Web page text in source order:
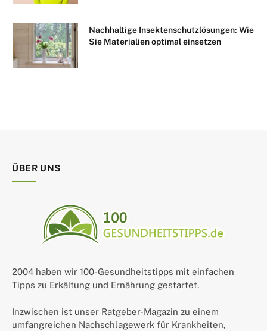
Nachhaltige Insektenschutzlösungen: Wie
Sie Materialien optimal einsetzen
ÜBER UNS
2004 haben wir 100-Gesundheitstipps mit einfachen
Tipps zu Erkältung und Ernährung gestartet.
Inzwischen ist unser Ratgeber-Magazin zu einem
umfangreichen Nachschlagewerk für Krankheiten,